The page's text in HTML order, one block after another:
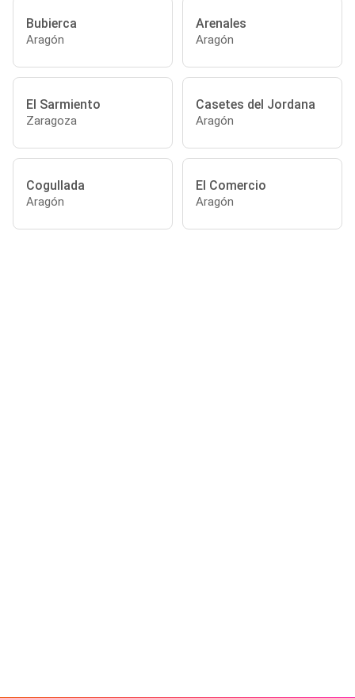
Bubierca
Aragón
Arenales
Aragón
El Sarmiento
Zaragoza
Casetes del Jordana
Aragón
Cogullada
Aragón
El Comercio
Aragón